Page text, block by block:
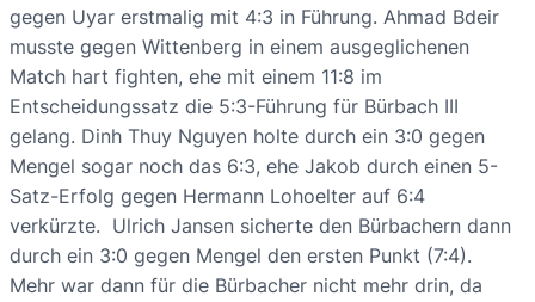
gegen Uyar erstmalig mit 4:3 in Führung. Ahmad Bdeir
musste gegen Wittenberg in einem ausgeglichenen
Match hart fighten, ehe mit einem 11:8 im
Entscheidungssatz die 5:3-Führung für Bürbach III
gelang. Dinh Thuy Nguyen holte durch ein 3:0 gegen
Mengel sogar noch das 6:3, ehe Jakob durch einen 5-
Satz-Erfolg gegen Hermann Lohoelter auf 6:4
verkürzte. Ulrich Jansen sicherte den Bürbachern dann
durch ein 3:0 gegen Mengel den ersten Punkt (7:4).
Mehr war dann für die Bürbacher nicht mehr drin, da